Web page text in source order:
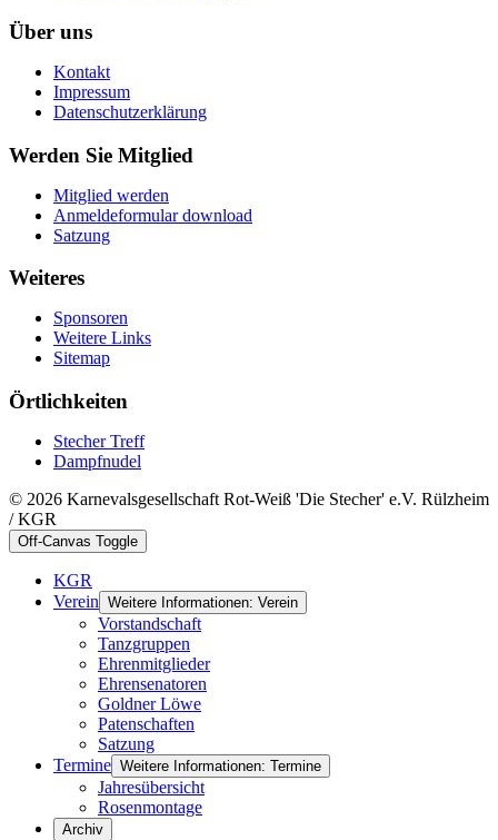
Über uns
Kontakt
Impressum
Datenschutzerklärung
Werden Sie Mitglied
Mitglied werden
Anmeldeformular download
Satzung
Weiteres
Sponsoren
Weitere Links
Sitemap
Örtlichkeiten
Stecher Treff
Dampfnudel
© 2026 Karnevalsgesellschaft Rot-Weiß 'Die Stecher' e.V. Rülzheim
/ KGR
Off-Canvas Toggle
KGR
Verein Weitere Informationen: Verein
Vorstandschaft
Tanzgruppen
Ehrenmitglieder
Ehrensenatoren
Goldner Löwe
Patenschaften
Satzung
Termine Weitere Informationen: Termine
Jahresübersicht
Rosenmontage
Archiv